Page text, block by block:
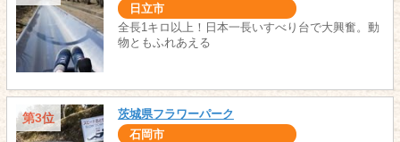
日立市
全長1キロ以上！日本一長いすべり台で大興奮。動
物ともふれあえる
第3位 茨城県フラワーパーク
石岡市